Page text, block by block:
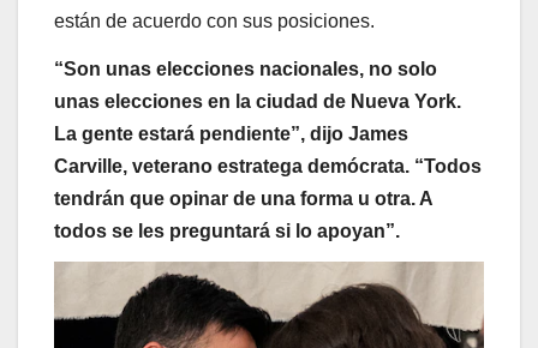
están de acuerdo con sus posiciones.
“Son unas elecciones nacionales, no solo
unas elecciones en la ciudad de Nueva York.
La gente estará pendiente”, dijo James
Carville, veterano estratega demócrata. “Todos
tendrán que opinar de una forma u otra. A
todos se les preguntará si lo apoyan”.